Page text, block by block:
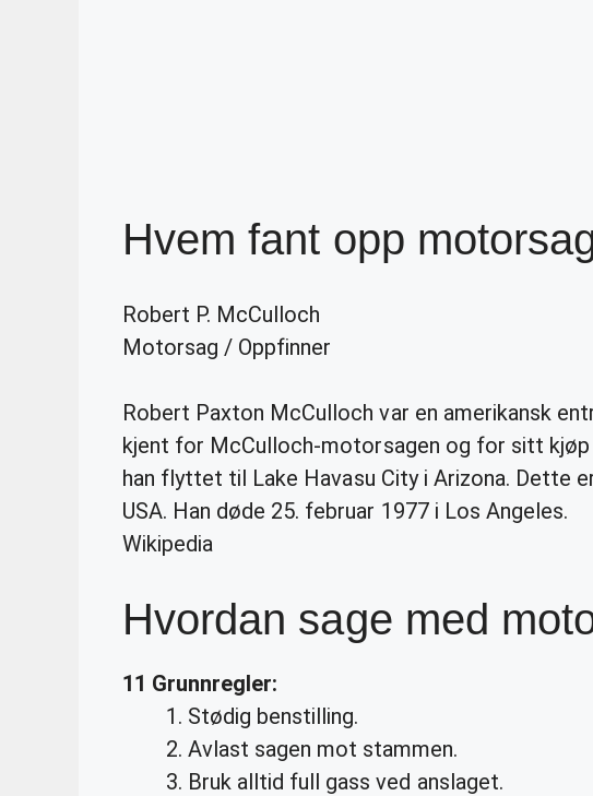
Hvem fant opp
Robert P. McCulloch
Motorsag / Oppfinner
Robert Paxton McCulloch var en amerikansk
kjent for McCulloch-motorsagen og for sitt kjøp
han flyttet til Lake Havasu City i Arizona. Dette
USA. Han døde 25. februar 1977 i Los Angeles.
Wikipedia
Hvordan sage med
11 Grunnregler:
Stødig benstilling.
Avlast sagen mot stammen.
Bruk alltid full gass ved anslaget.